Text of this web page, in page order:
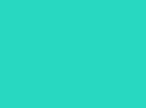
Термин «жиголо» пришел
Сначала он обозначал
расширилось: под жиголо
женщин на приемах и
или секс-партнера на одну
Валентино определение
оно его второй натурой,